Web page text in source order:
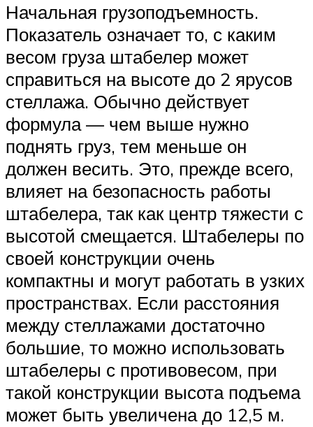
Начальная грузоподъемность.
Показатель означает то, с каким
весом груза штабелер может
справиться на высоте до 2 ярусов
стеллажа. Обычно действует
формула — чем выше нужно
поднять груз, тем меньше он
должен весить. Это, прежде всего,
влияет на безопасность работы
штабелера, так как центр тяжести с
высотой смещается. Штабелеры по
своей конструкции очень
компактны и могут работать в узких
пространствах. Если расстояния
между стеллажами достаточно
большие, то можно использовать
штабелеры с противовесом, при
такой конструкции высота подъема
может быть увеличена до 12,5 м.